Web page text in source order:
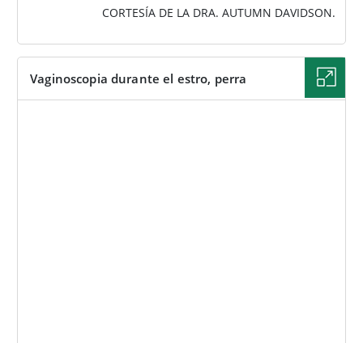
CORTESÍA DE LA DRA. AUTUMN DAVIDSON.
Vaginoscopia durante el estro, perra